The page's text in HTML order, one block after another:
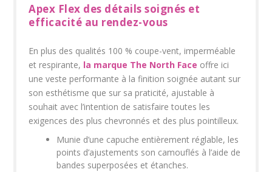
Apex Flex des détails soignés et
efficacité au rendez-vous
En plus des qualités 100 % coupe-vent, imperméable
et respirante, la marque The North Face offre ici
une veste performante à la finition soignée autant sur
son esthétisme que sur sa praticité, ajustable à
souhait avec l’intention de satisfaire toutes les
exigences des plus chevronnés et des plus pointilleux.
Munie d’une capuche entièrement réglable, les
points d’ajustements son camouflés à l’aide de
bandes superposées et étanches.